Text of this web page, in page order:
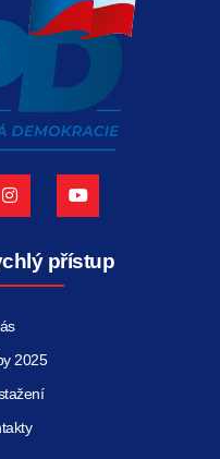
přístup
2025